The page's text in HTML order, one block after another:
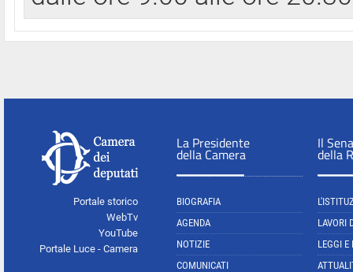
Portale storico
WebTv
YouTube
Portale Luce - Camera
La Presidente
della Camera
BIOGRAFIA
AGENDA
NOTIZIE
COMUNICATI
Il
della
LAVORI
LEGGI E